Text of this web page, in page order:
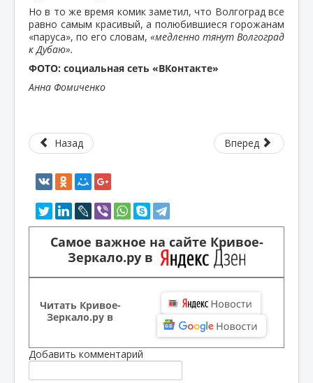
Но в то же время комик заметил, что Волгоград все
равно самым красивый, а полюбившиеся горожанам
«паруса», по его словам, «медленно тянут Волгоград
к Дубаю».
ФОТО: социальная сеть «ВКонтакте»
Анна Фомиченко
Назад Вперед
Самое важное на сайте Кривое-
Зеркало.ру в
Читать Кривое-
Зеркало.ру в
Добавить комментарий